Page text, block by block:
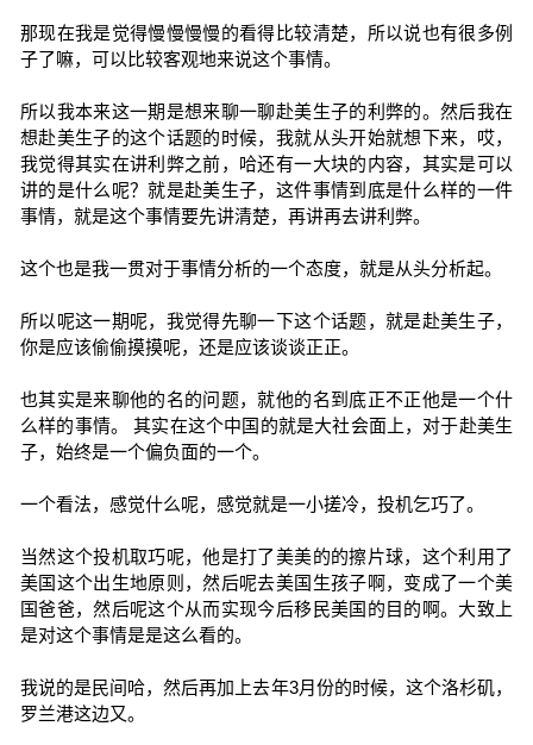
那现在我是觉得慢慢慢慢的看得比较清楚，所以说也有很多例
子了嘛，可以比较客观地来说这个事情。
所以我本来这一期是想来聊一聊赴美生子的利弊的。然后我在
想赴美生子的这个话题的时候，我就从头开始就想下来，哎，
我觉得其实在讲利弊之前，哈还有一大块的内容，其实是可以
讲的是什么呢？就是赴美生子，这件事情到底是什么样的一件
事情，就是这个事情要先讲清楚，再讲再去讲利弊。
这个也是我一贯对于事情分析的一个态度，就是从头分析起。
所以呢这一期呢，我觉得先聊一下这个话题，就是赴美生子，
你是应该偷偷摸摸呢，还是应该谈谈正正。
也其实是来聊他的名的问题，就他的名到底正不正他是一个什
么样的事情。 其实在这个中国的就是大社会面上，对于赴美生
子，始终是一个偏负面的一个。
一个看法，感觉什么呢，感觉就是一小搓冷，投机乞巧了。
当然这个投机取巧呢，他是打了美美的的擦片球，这个利用了
美国这个出生地原则，然后呢去美国生孩子啊，变成了一个美
国爸爸，然后呢这个从而实现今后移民美国的目的啊。大致上
是对这个事情是是这么看的。
我说的是民间哈，然后再加上去年3月份的时候，这个洛杉矶，
罗兰港这边又。